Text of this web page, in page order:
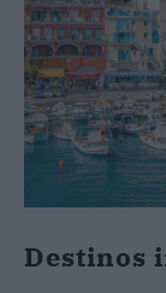
Destinos